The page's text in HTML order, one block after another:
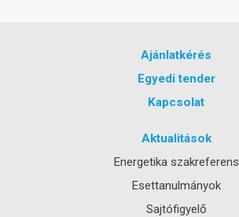
Ajánlatkérés
Egyedi tender
Kapcsolat
Aktualitások
Energetika szakreferens
Esettanulmányok
Sajtófigyelő